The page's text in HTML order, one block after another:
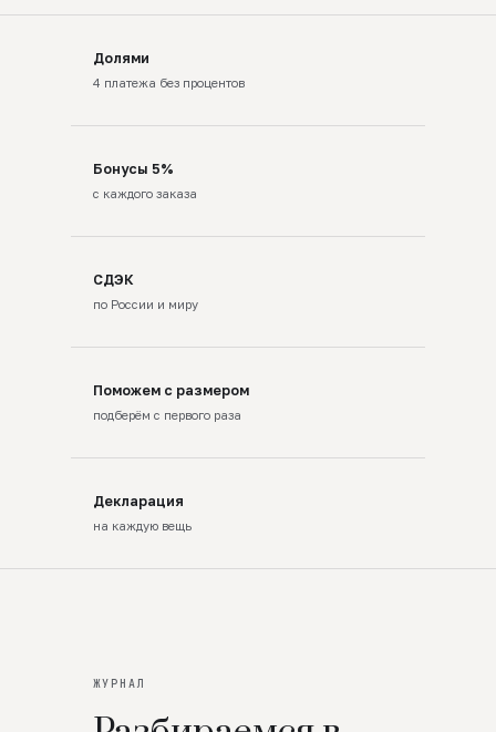
Долями
4 платежа без процентов
Бонусы 5%
с каждого заказа
СДЭК
по России и миру
Поможем с размером
подберём с первого раза
Декларация
на каждую вещь
ЖУРНАЛ